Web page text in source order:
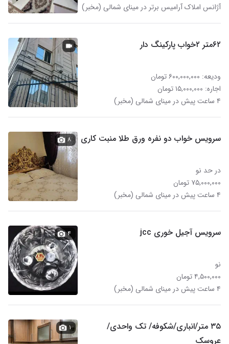
آژانس املاک ‌‌‌‌‌آرامیس برتر در مینای شمالی (مخبر)
۶۲متر ۲خواب پارکینگ دار
ودیعه: ۶۰۰,۰۰۰,۰۰۰ تومان
اجاره: ۱۵,۰۰۰,۰۰۰ تومان
۴ ساعت پیش در مینای شمالی (مخبر)
سرویس خواب دو نفره ورق طلا منبت کاری
در حد نو
۷۵,۰۰۰,۰۰۰ تومان
۴ ساعت پیش در مینای شمالی (مخبر)
۸
سرویس آجیل خوری jcc
نو
۴,۵۰۰,۰۰۰ تومان
۴ ساعت پیش در مینای شمالی (مخبر)
۴
۳۵ متر/انباری/شکوفه/ تک واحدی/
عروسک
۱